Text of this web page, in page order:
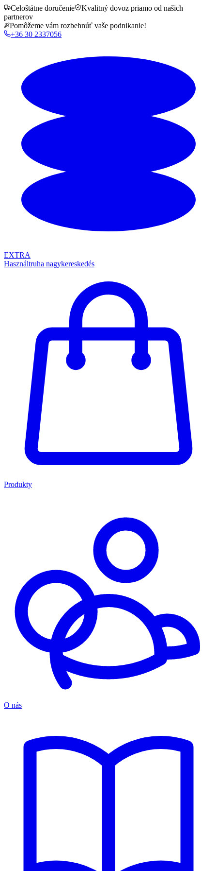
Celoštátne doručenie
Kvalitný dovoz priamo od našich
partnerov
Pomôžeme vám rozbehnúť vaše podnikanie!
+36 30 2337056
EXTRA
Használtruha nagykereskedés
Produkty
O nás